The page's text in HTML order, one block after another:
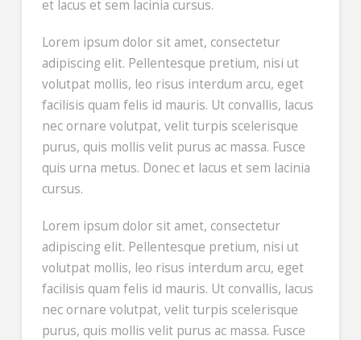
et lacus et sem lacinia cursus.
Lorem ipsum dolor sit amet, consectetur
adipiscing elit. Pellentesque pretium, nisi ut
volutpat mollis, leo risus interdum arcu, eget
facilisis quam felis id mauris. Ut convallis, lacus
nec ornare volutpat, velit turpis scelerisque
purus, quis mollis velit purus ac massa. Fusce
quis urna metus. Donec et lacus et sem lacinia
cursus.
Lorem ipsum dolor sit amet, consectetur
adipiscing elit. Pellentesque pretium, nisi ut
volutpat mollis, leo risus interdum arcu, eget
facilisis quam felis id mauris. Ut convallis, lacus
nec ornare volutpat, velit turpis scelerisque
purus, quis mollis velit purus ac massa. Fusce